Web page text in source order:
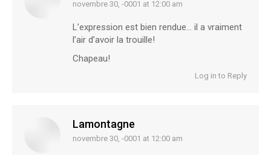
says:
novembre 30, -0001 at 12:00 am
L’expression est bien rendue… il a vraiment
l’air d’avoir la trouille!
Chapeau!
Log in to Reply
Lamontagne
says:
novembre 30, -0001 at 12:00 am